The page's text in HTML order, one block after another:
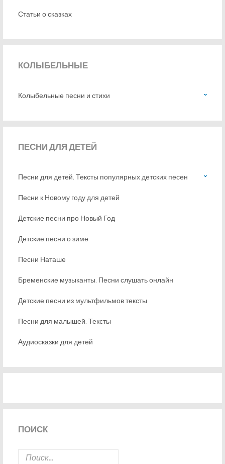
Статьи о сказках
КОЛЫБЕЛЬНЫЕ
Колыбельные песни и стихи
ПЕСНИДЛЯ ДЕТЕЙ
Песни для детей. Тексты популярных детских песен
Песни к Новому году для детей
Детские песни про Новый Год
Детские песни о зиме
Песни Наташе
Бременские музыканты. Песни слушать онлайн
Детские песни из мультфильмов тексты
Песни для малышей. Тексты
Аудиосказки для детей
ПОИСК